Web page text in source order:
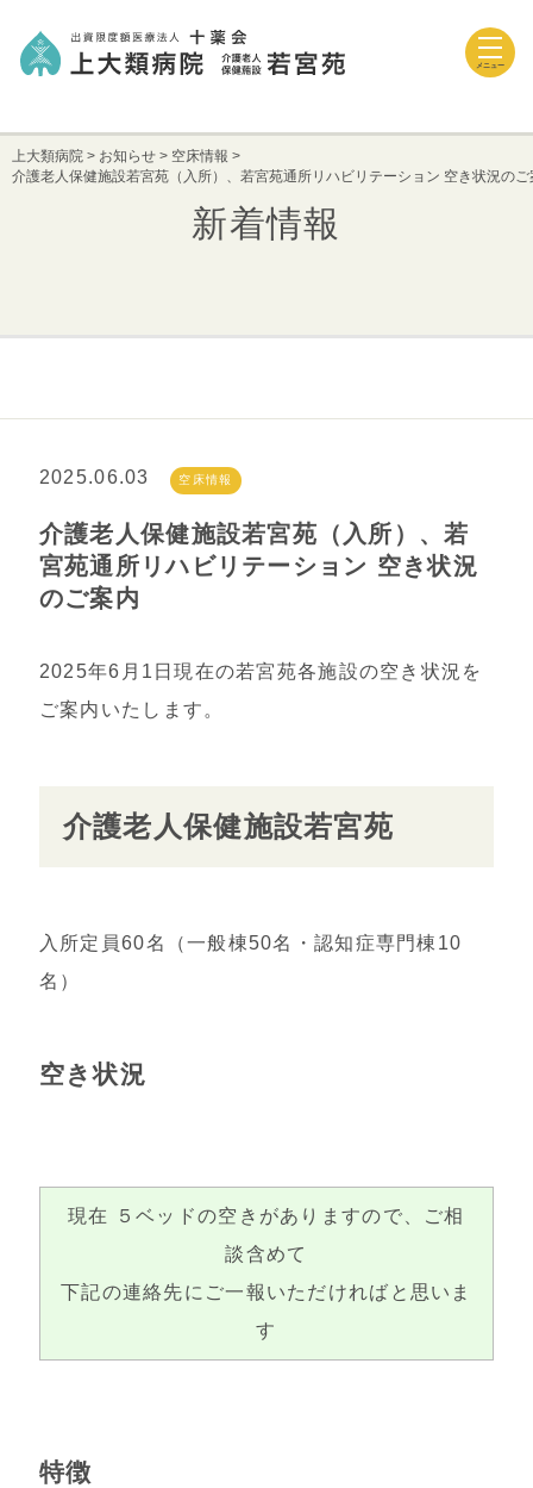
メニュー
上大類病院 > お知らせ > 空床情報 >
介護老人保健施設若宮苑（入所）、若宮苑通所リハビリテーション 空き状況のご
新着情報
2025.06.03 空床情報
介護老人保健施設若宮苑（入所）、若
宮苑通所リハビリテーション 空き状況
のご案内
2025年6月1日現在の若宮苑各施設の空き状況を
ご案内いたします。
介護老人保健施設若宮苑
入所定員60名（一般棟50名・認知症専門棟10
名）
空き状況
現在 ５ベッドの空きがありますので、ご相
談含めて
下記の連絡先にご一報いただければと思いま
す
特徴